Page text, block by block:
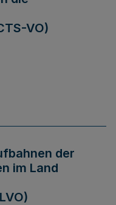
VO)
der
im Land